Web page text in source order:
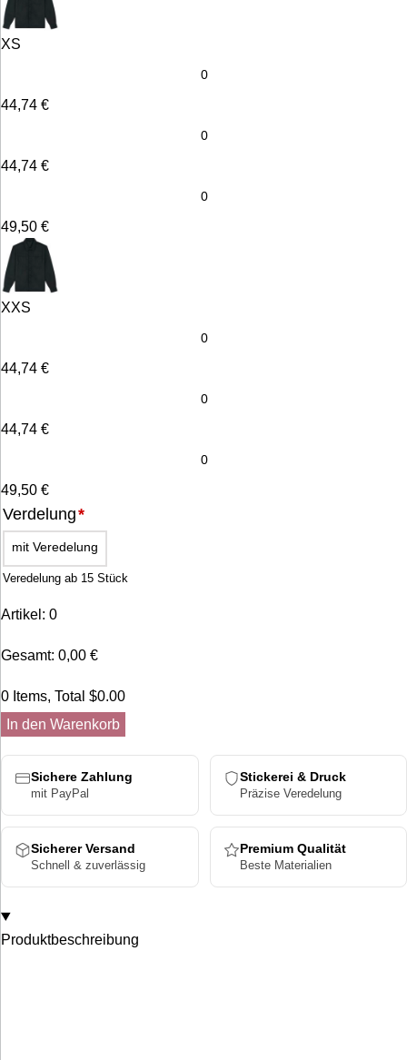
XS
44,74 €
44,74 €
49,50 €
XXS
44,74 €
44,74 €
49,50 €
Verdelung*
mit Veredelung
Veredelung ab 15 Stück
Artikel : 0
Gesamt: 0,00 €
0 Items, Total $0.00
In den Warenkorb
Sichere Zahlung
mit PayPal
Stickerei & Druck
Präzise Veredelung
Sicherer Versand
Schnell & zuverlässig
Premium Qualität
Beste Materialien
Produktbeschreibung